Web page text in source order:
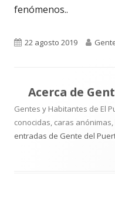
fenómenos..
Publicado
22 agosto 2019 Autor
Acerca de
Gentes y Habitantes de El
conocidas, caras
entradas de Gente del